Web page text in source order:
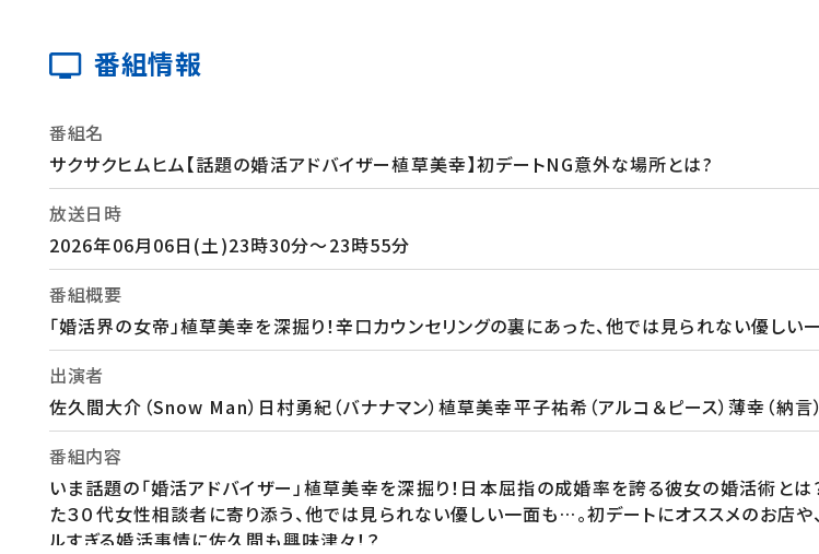
番組情報
番組名
サクサクヒムヒム【話題の婚活アドバイザー植草美幸】初デートNG意外な場所とは?
放送日時
2026年06月06日(土)23時30分～23時55分
番組概要
「婚活界の女帝」植草美幸を深掘り！辛口カウンセリングの裏にあった、他では見られない優し
出演者
佐久間大介（Snow Man）日村勇紀（バナナマン）植草美幸平子祐希（アルコ＆ピース）薄幸（納言）
番組内容
いま話題の「婚活アドバイザー」植草美幸を深掘り！日本屈指の成婚率を誇る彼女の婚活術と
た３０代女性相談者に寄り添う、他では見られない優しい一面も…。初デートにオススメのお店や
ルすぎる婚活事情に佐久間も興味津々！？